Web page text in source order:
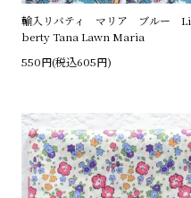
輸入リバティ マリア ブルー Li
berty Tana Lawn Maria
550円(税込605円)